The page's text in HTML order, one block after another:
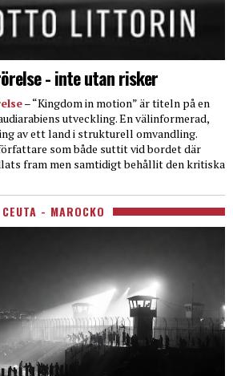
- inte utan risker
– “Kingdom in motion” är titeln på en
utveckling. En välinformerad,
av ett land i strukturell omvandling.
som både suttit vid bordet där
fram men samtidigt behållit den kritiska
CEUTA - MAROCKO